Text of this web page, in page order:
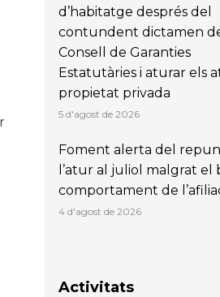
d’habitatge després del
contundent dictamen
Consell de Garanties
Estatutàries i aturar els
propietat privada
5 d'agost de 2026
Foment alerta del
l’atur al juliol malgrat el
comportament de
4 d'agost de 2026
Activitats